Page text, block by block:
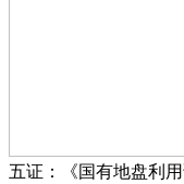
五证：《国有地盘利